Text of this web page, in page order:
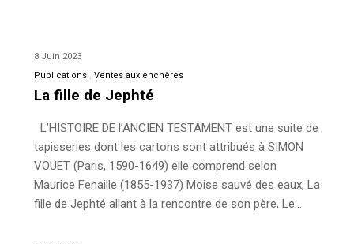
8 Juin 2023
Publications
Ventes aux enchères
La fille de Jephté
L’HISTOIRE DE l’ANCIEN TESTAMENT est une suite de
tapisseries dont les cartons sont attribués à SIMON
VOUET (Paris, 1590-1649) elle comprend selon
Maurice Fenaille (1855-1937) Moise sauvé des eaux, La
fille de Jephté allant à la rencontre de son père, Le…